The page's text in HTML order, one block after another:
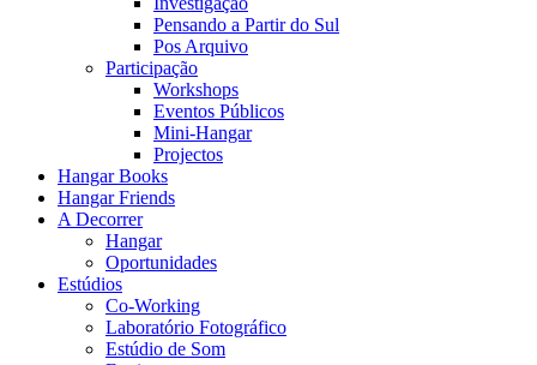
Pensando a Partir do Sul
Pos Arquivo
Participação
Workshops
Eventos Públicos
Mini-Hangar
Projectos
Hangar Books
Hangar Friends
A Decorrer
Hangar
Oportunidades
Estúdios
Co-Working
Laboratório Fotográfico
Estúdio de Som